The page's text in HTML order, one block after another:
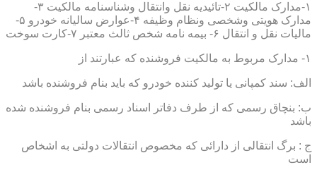
۱-مدارک مالکیت ۲-تائیدیه نقل وانتقال وشناسنامه مالکیت ۳-
مدارک هویتی وشخصی ونظام وظیفه ۴-عوارض سالیانه خودرو ۵-
مالیات نقل و انتقال ۶- بیمه نامه شخص ثالث معتبر ۷-کارت سوخت
۱- مدارک مربوط به مالکیت فروشنده که عبارتند از
الف: سند کمپانی یا تولید کننده خودرو که باید بنام فروشنده باشد
ب: بنچاق رسمی که از طرف دفاتر اسناد رسمی بنام فروشنده شده
باشد
ج : برگ انتقالی از دارائی که مخصوص انتقالات دولتی به اشخاص
است